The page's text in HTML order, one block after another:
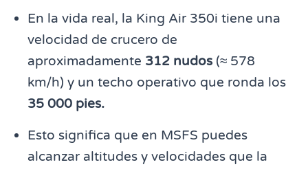
En la vida real, la King Air 350i tiene una
velocidad de crucero de
aproximadamente 312 nudos (≈ 578
km/h) y un techo operativo que ronda los
35 000 pies.
Esto significa que en MSFS puedes
alcanzar altitudes y velocidades que la